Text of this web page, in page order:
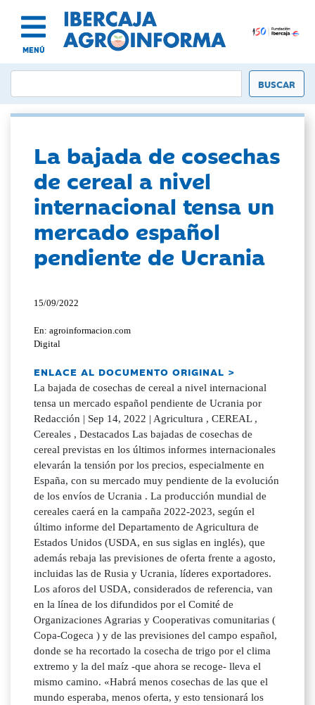
MENÚ
La bajada de cosechas
de cereal a nivel
internacional tensa un
mercado español
pendiente de Ucrania
15/09/2022
En: agroinformacion.com
Digital
ENLACE AL DOCUMENTO ORIGINAL >
La bajada de cosechas de cereal a nivel internacional
tensa un mercado español pendiente de Ucrania por
Redacción | Sep 14, 2022 | Agricultura , CEREAL ,
Cereales , Destacados Las bajadas de cosechas de
cereal previstas en los últimos informes internacionales
elevarán la tensión por los precios, especialmente en
España, con su mercado muy pendiente de la evolución
de los envíos de Ucrania . La producción mundial de
cereales caerá en la campaña 2022-2023, según el
último informe del Departamento de Agricultura de
Estados Unidos (USDA, en sus siglas en inglés), que
además rebaja las previsiones de oferta frente a agosto,
incluidas las de Rusia y Ucrania, líderes exportadores.
Los aforos del USDA, considerados de referencia, van
en la línea de los difundidos por el Comité de
Organizaciones Agrarias y Cooperativas comunitarias (
Copa-Cogeca ) y de las previsiones del campo español,
donde se ha recortado la cosecha de trigo por el clima
extremo y la del maíz -que ahora se recoge- lleva el
mismo camino. «Habrá menos cosechas de las que el
mundo esperaba, menos oferta, y esto tensionará los